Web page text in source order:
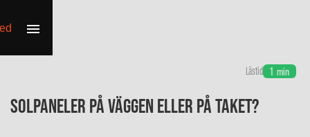
Lästid 1 min
Solpaneler på väggen eller på taket?